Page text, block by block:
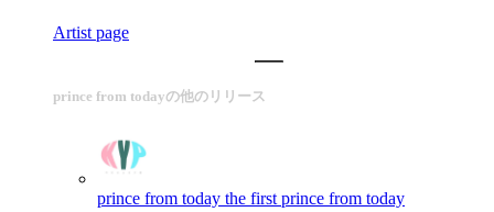
Artist page
prince from todayの他のリリース
prince from today the first prince from today